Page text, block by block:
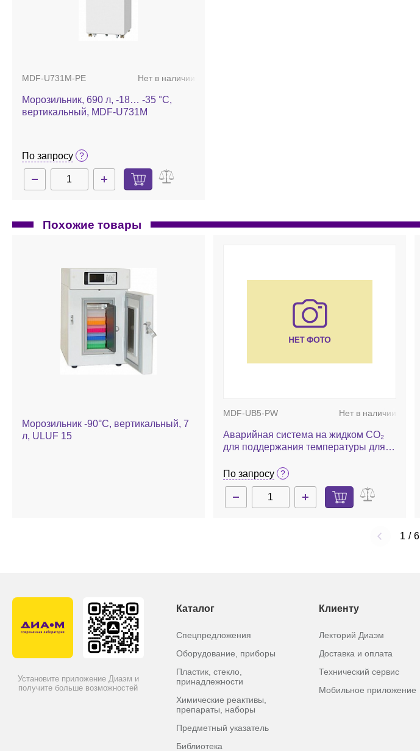
MDF-U731M-PE Нет в наличии
Морозильник, 690 л, -18… -35 °С,
вертикальный, MDF-U731M
По запросу
Похожие товары
Морозильник -90°С, вертикальный, 7
л, ULUF 15
MDF-UB5-PW Нет в наличии
Аварийная система на жидком CO₂
для поддержания температуры для
По запросу
1 / 6
Установите приложение Диаэм и
получите больше возможностей
Каталог
Спецпредложения
Оборудование, приборы
Пластик, стекло,
принадлежности
Химические реактивы,
препараты, наборы
Предметный указатель
Библиотека
Клиенту
Лекторий Диаэм
Доставка и оплата
Технический сервис
Мобильное приложение